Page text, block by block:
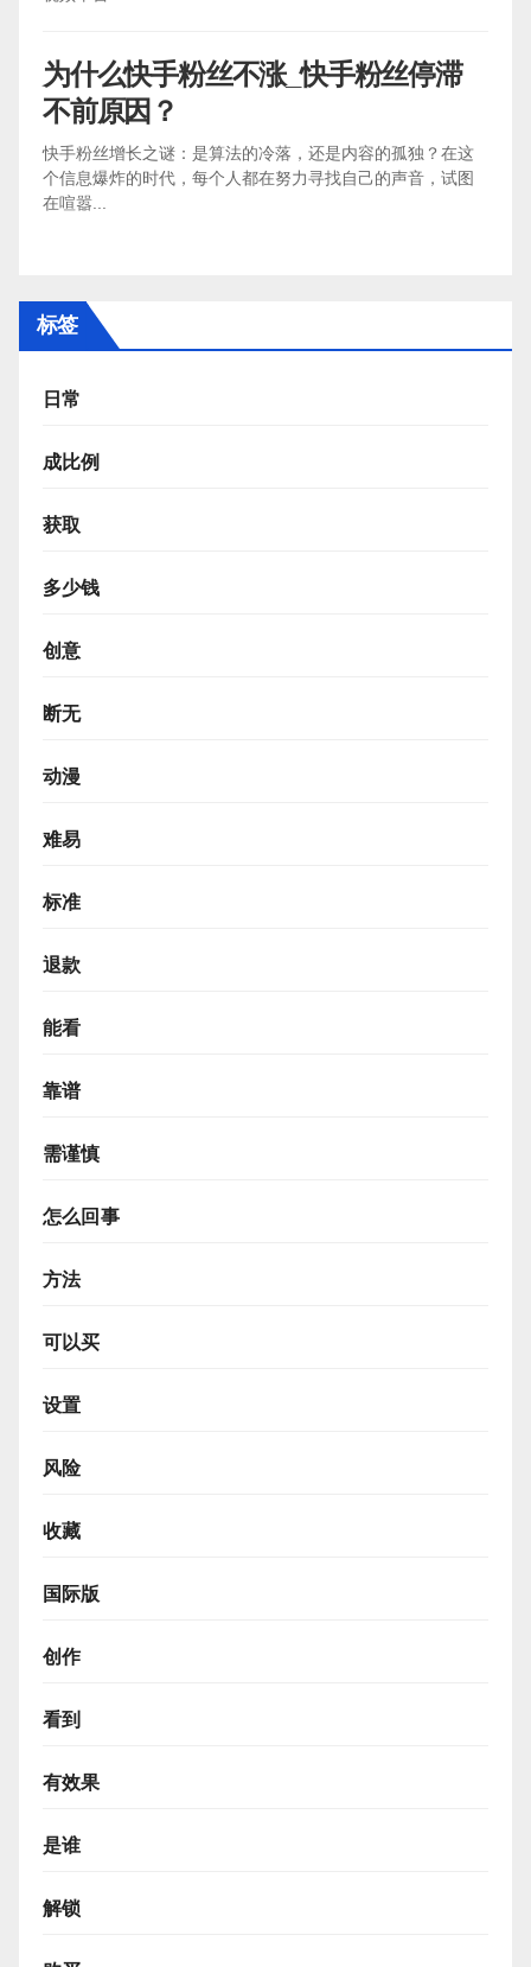
为什么快手粉丝不涨_快手粉丝停滞
不前原因？
快手粉丝增长之谜：是算法的冷落，还是内容的孤独？在这
个信息爆炸的时代，每个人都在努力寻找自己的声音，试图
在喧嚣...
标签
日常
成比例
获取
多少钱
创意
断无
动漫
难易
标准
退款
能看
靠谱
需谨慎
怎么回事
方法
可以买
设置
风险
收藏
国际版
创作
看到
有效果
是谁
解锁